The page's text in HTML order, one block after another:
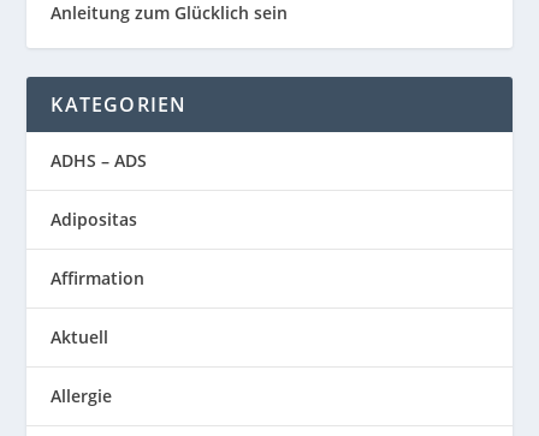
Anleitung zum Glücklich sein
KATEGORIEN
ADHS – ADS
Adipositas
Affirmation
Aktuell
Allergie